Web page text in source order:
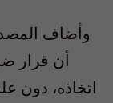
وأضاف
أن قرار
اتخاذه، دون